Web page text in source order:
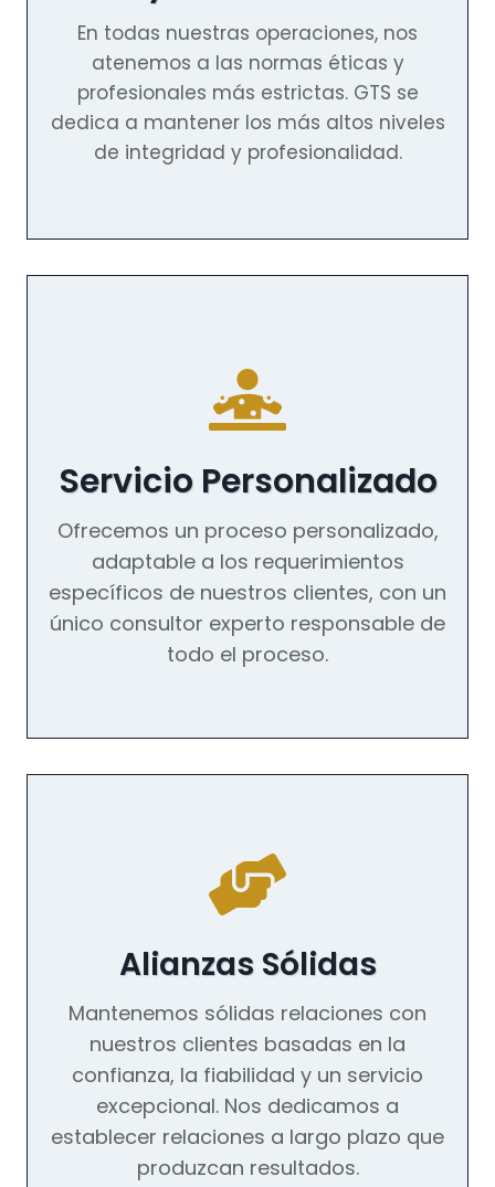
En todas nuestras operaciones, nos
atenemos a las normas éticas y
profesionales más estrictas. GTS se
dedica a mantener los más altos niveles
de integridad y profesionalidad.
Servicio Personalizado
Ofrecemos un proceso personalizado,
adaptable a los requerimientos
específicos de nuestros clientes, con un
único consultor experto responsable de
todo el proceso.
Alianzas Sólidas
Mantenemos sólidas relaciones con
nuestros clientes basadas en la
confianza, la fiabilidad y un servicio
excepcional. Nos dedicamos a
establecer relaciones a largo plazo que
produzcan resultados.